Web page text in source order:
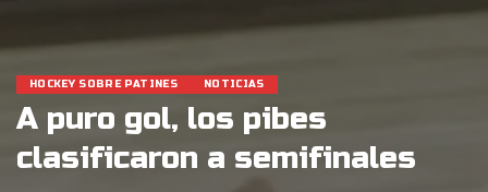
HOCKEY SOBRE PATINES NOTICIAS
A puro gol, los pibes
clasificaron a semifinales